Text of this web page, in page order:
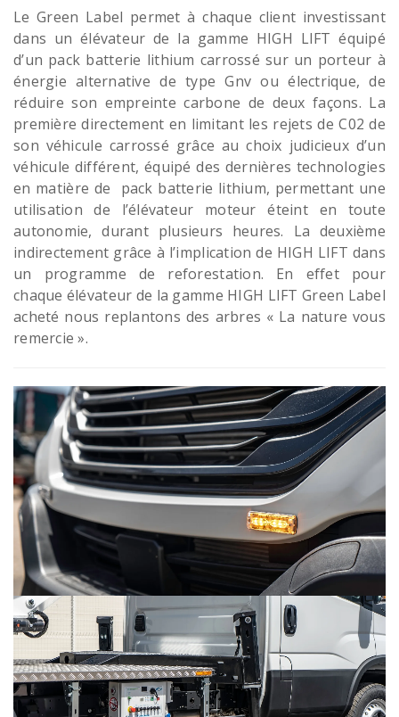
Le Green Label permet à chaque client investissant
dans un élévateur de la gamme HIGH LIFT équipé
d’un pack batterie lithium carrossé sur un porteur à
énergie alternative de type Gnv ou électrique, de
réduire son empreinte carbone de deux façons. La
première directement en limitant les rejets de C02 de
son véhicule carrossé grâce au choix judicieux d’un
véhicule différent, équipé des dernières technologies
en matière de pack batterie lithium, permettant une
utilisation de l’élévateur moteur éteint en toute
autonomie, durant plusieurs heures. La deuxième
indirectement grâce à l’implication de HIGH LIFT dans
un programme de reforestation. En effet pour
chaque élévateur de la gamme HIGH LIFT Green Label
acheté nous replantons des arbres « La nature vous
remercie ».